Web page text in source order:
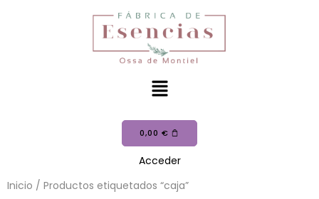
0,00 €
Acceder
Inicio / Productos etiquetados “caja”